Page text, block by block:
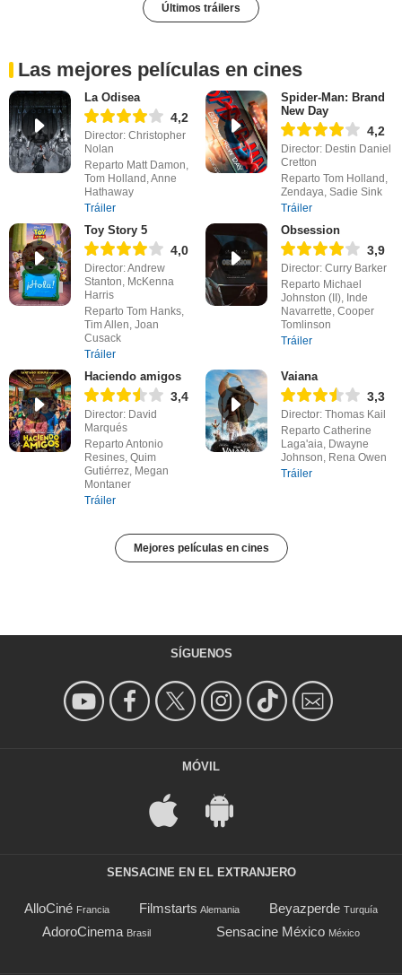
Últimos tráilers
Las mejores películas en cines
La Odisea
4,2
Director: Christopher
Nolan
Reparto Matt Damon,
Tom Holland, Anne
Hathaway
Tráiler
Spider-Man: Brand
New Day
4,2
Director: Destin Daniel
Cretton
Reparto Tom Holland,
Zendaya, Sadie Sink
Tráiler
Toy Story 5
4,0
Director: Andrew
Stanton, McKenna
Harris
Reparto Tom Hanks,
Tim Allen, Joan
Cusack
Tráiler
Obsession
3,9
Director: Curry Barker
Reparto Michael
Johnston (II), Inde
Navarrette, Cooper
Tomlinson
Tráiler
Haciendo amigos
3,4
Director: David
Marqués
Reparto Antonio
Resines, Quim
Gutiérrez, Megan
Montaner
Tráiler
Vaiana
3,3
Director: Thomas Kail
Reparto Catherine
Laga'aia, Dwayne
Johnson, Rena Owen
Tráiler
Mejores películas en cines
SÍGUENOS
MÓVIL
SENSACINE EN EL EXTRANJERO
AlloCiné Francia Filmstarts Alemania Beyazperde Turquía
AdoroCinema Brasil Sensacine México México